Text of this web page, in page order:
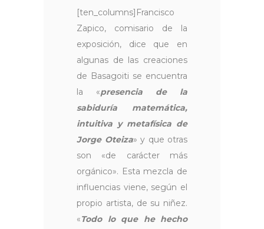
[ten_columns]Francisco
Zapico, comisario de la
exposición, dice que en
algunas de las creaciones
de Basagoiti se encuentra
la «presencia de la
sabiduría matemática,
intuitiva y metafísica de
Jorge Oteiza» y que otras
son «de carácter más
orgánico». Esta mezcla de
influencias viene, según el
propio artista, de su niñez.
«Todo lo que he hecho